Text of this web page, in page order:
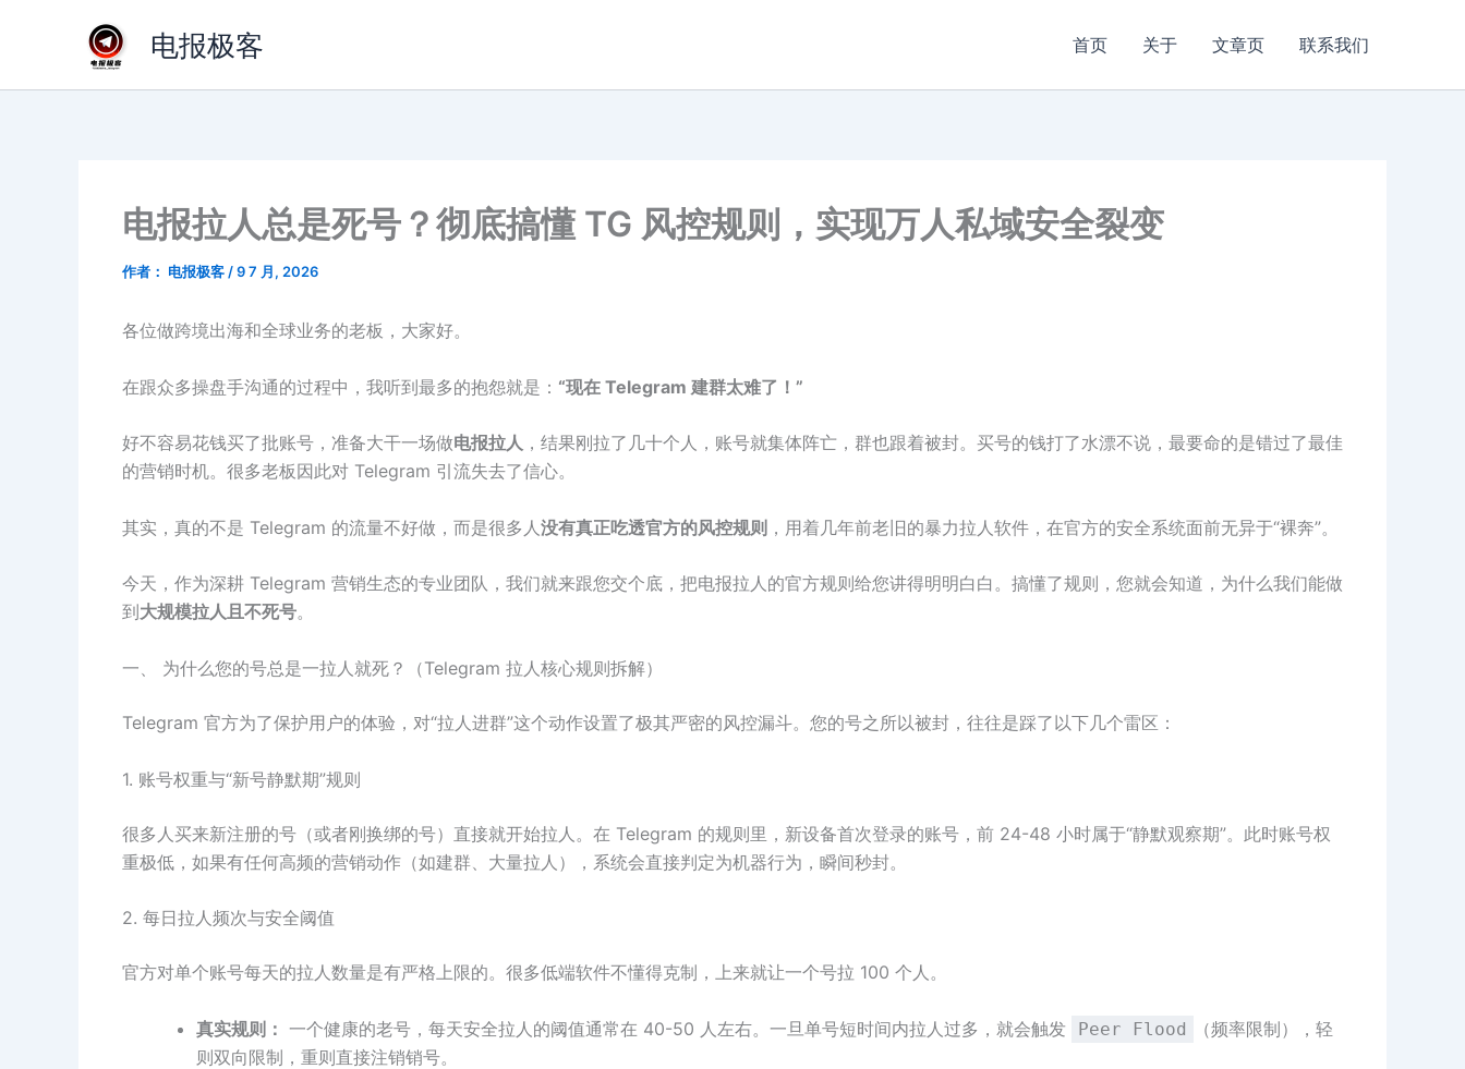
电报极客 首页 关于 文章页 联系我们
电报拉人总是死号？彻底搞懂 TG 风控规则，实现万人私域安全裂变
作者： 电报极客 /9 7 月, 2026
各位做跨境出海和全球业务的老板，大家好。
在跟众多操盘手沟通的过程中，我听到最多的抱怨就是： “现在 Telegram 建群太难了！”
好不容易花钱买了批账号，准备大干一场做电报拉人 ，结果刚拉了几十个人，账号就集体阵亡，群也跟着被封。买号的钱打了水漂不说，最要命的是错过了最佳
的营销时机。很多老板因此对 Telegram 引流失去了信心。
其实，真的不是 Telegram 的流量不好做，而是很多人 没有真正吃透官方的风控规则 ，用着几年前老旧的暴力拉人软件，在官方的安全系统面前无异于“裸奔”。
今天，作为深耕 Telegram 营销生态的专业团队，我们就来跟您交个底，把电报拉人的官方规则给您讲得明明白白。搞懂了规则，您就会知道，为什么我们能做
到大规模拉人且不死号。
一、 为什么您的号总是一拉人就死？（Telegram 拉人核心规则拆解）
Telegram 官方为了保护用户的体验，对“拉人进群”这个动作设置了极其严密的风控漏斗。您的号之所以被封，往往是踩了以下几个雷区：
1. 账号权重与“新号静默期”规则
很多人买来新注册的号（或者刚换绑的号）直接就开始拉人。在 Telegram 的规则里，新设备首次登录的账号，前 24-48 小时属于“静默观察期”。此时账号权
重极低，如果有任何高频的营销动作（如建群、大量拉人），系统会直接判定为机器行为，瞬间秒封。
2. 每日拉人频次与安全阈值
官方对单个账号每天的拉人数量是有严格上限的。很多低端软件不懂得克制，上来就让一个号拉 100 个人。
真实规则： 一个健康的老号，每天安全拉人的阈值通常在 40-50 人左右。一旦单号短时间内拉人过多，就会触发 Peer Flood
（频率限制），轻
则双向限制，重则直接注销销号。